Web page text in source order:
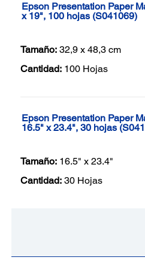
Epson Presentation Paper
x 19", 100 hojas (S041069)
Tamaño: 32,9 x 48,3 cm
Cantidad: 100 Hojas
Epson Presentation Paper
16.5" x 23.4", 30 hojas
Tamaño: 16.5" x 23.4"
Cantidad: 30 Hojas